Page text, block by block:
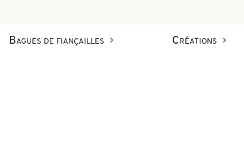
Bagues de fiançailles Créations